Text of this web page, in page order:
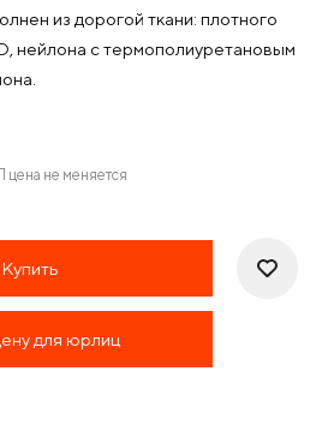
из дорогой ткани: плотного
нейлона с термополиуретановым
не меняется
Купить
для юрлиц